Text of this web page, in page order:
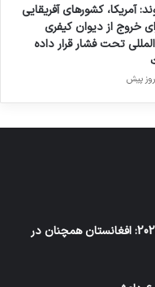
آمریکا، کشورهای آفریقایی
خروج از دیوان کیفری
تحت فشار قرار داده
انتشار شاخص تروریسم جهانی در سال 2022: افغانستان همچنان در